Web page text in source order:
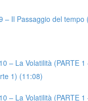
– Il Passaggio del tempo
– La Volatilità (PARTE
1) (11:08)
– La Volatilità (PARTE